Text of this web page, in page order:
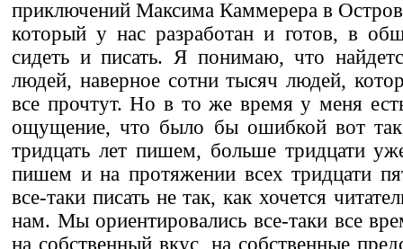
приключений Максима Каммерера в
который у нас разработан и готов, в
сидеть и писать. Я понимаю, что
людей, наверное сотни тысяч людей,
все прочтут. Но в то же время у меня
ощущение, что было бы ошибкой вот
тридцать лет пишем, больше тридцати
пишем и на протяжении всех тридцати
все-таки писать не так, как хочется
нам. Мы ориентировались все-таки все
на собственный вкус, на собственные